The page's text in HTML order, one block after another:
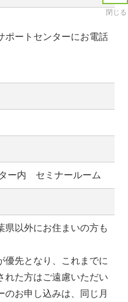
ポートセンターにお電話
ー内 セミナールーム
県以外にお住まいの方も
先となり、これまでに
れた方はご遠慮いただい
のお申し込みは、同じ月
閉じる